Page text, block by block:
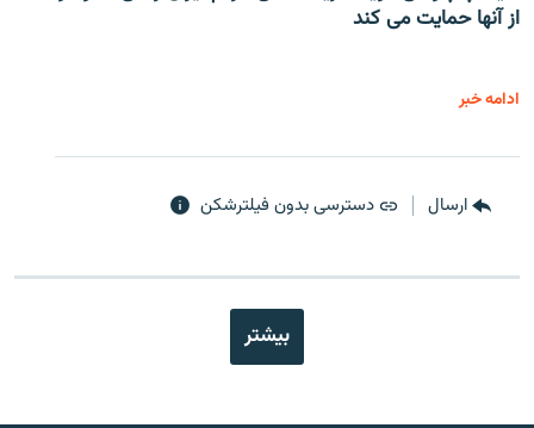
از آنها حمایت می کند
ادامه خبر
ارسال دسترسی بدون فیلترشکن
بیشتر